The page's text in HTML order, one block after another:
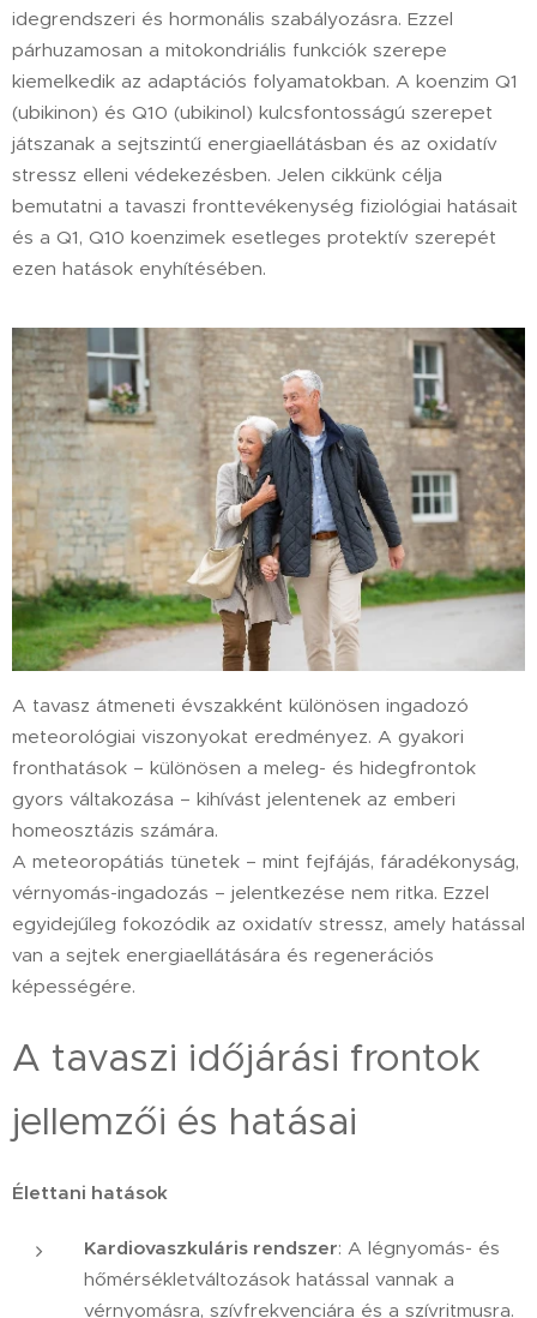
idegrendszeri és hormonális szabályozásra. Ezzel
párhuzamosan a mitokondriális funkciók szerepe
kiemelkedik az adaptációs folyamatokban. A koenzim Q1
(ubikinon) és Q10 (ubikinol) kulcsfontosságú szerepet
játszanak a sejtszintű energiaellátásban és az oxidatív
stressz elleni védekezésben. Jelen cikkünk célja
bemutatni a tavaszi fronttevékenység fiziológiai hatásait
és a Q1, Q10 koenzimek esetleges protektív szerepét
ezen hatások enyhítésében.
A tavasz átmeneti évszakként különösen ingadozó
meteorológiai viszonyokat eredményez. A gyakori
fronthatások – különösen a meleg- és hidegfrontok
gyors váltakozása – kihívást jelentenek az emberi
homeosztázis számára.
A meteoropátiás tünetek – mint fejfájás, fáradékonyság,
vérnyomás-ingadozás – jelentkezése nem ritka. Ezzel
egyidejűleg fokozódik az oxidatív stressz, amely hatással
van a sejtek energiaellátására és regenerációs
képességére.
A tavaszi időjárási frontok
jellemzői és hatásai
Élettani hatások
Kardiovaszkuláris rendszer: A légnyomás- és
hőmérsékletváltozások hatással vannak a
vérnyomásra, szívfrekvenciára és a szívritmusra.